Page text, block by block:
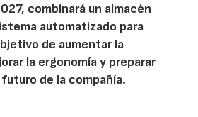
combinará un almacén
automatizado para
de aumentar la
la ergonomía y preparar
de la compañía.